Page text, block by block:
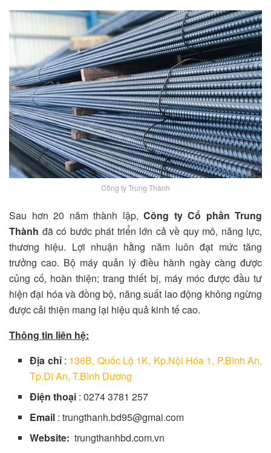
Công ty Trung Thành
Sau hơn 20 năm thành lập, Công ty Cổ phần Trung
Thành đã có bước phát triển lớn cả về quy mô, năng lực,
thương hiệu. Lợi nhuận hằng năm luôn đạt mức tăng
trưởng cao. Bộ máy quản lý điều hành ngày càng được
củng cố, hoàn thiện; trang thiết bị, máy móc được đầu tư
hiện đại hóa và đồng bộ, năng suất lao động không ngừng
được cải thiện mang lại hiệu quả kinh tế cao.
Thông tin liên hệ:
Địa chỉ: 136B, Quốc Lộ 1K, Kp.Nội Hóa 1, P.Bình An,
Tp.Dĩ An, T.Bình Dương
Điện thoại : 0274 3781 257
Email : trungthanh.bd95@gmai.com
Website: trungthanhbd.com.vn